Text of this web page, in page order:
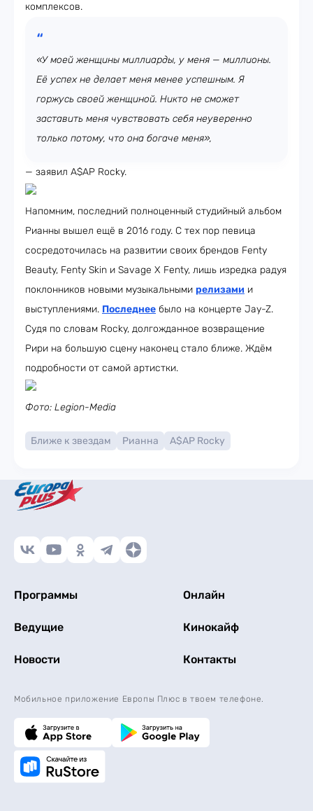
комплексов.
«У моей женщины миллиарды, у меня — миллионы.
Её успех не делает меня менее успешным. Я
горжусь своей женщиной. Никто не сможет
заставить меня чувствовать себя неуверенно
только потому, что она богаче меня»,
— заявил A$AP Rocky.
Напомним, последний полноценный студийный альбом
Рианны вышел ещё в 2016 году. С тех пор певица
сосредоточилась на развитии своих брендов Fenty
Beauty, Fenty Skin и Savage X Fenty, лишь изредка радуя
поклонников новыми музыкальными релизами и
выступлениями. Последнее было на концерте Jay-Z.
Судя по словам Rocky, долгожданное возвращение
Рири на большую сцену наконец стало ближе. Ждём
подробности от самой артистки.
Фото: Legion-Media
Ближе к звездам Рианна A$AP Rocky
Программы Онлайн
Ведущие Кинокайф
Новости Контакты
Мобильное приложение Европы Плюс в твоем телефоне.